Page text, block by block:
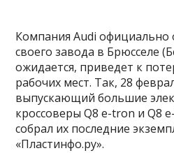
Компания Audi официально
своего завода в Брюсселе
ожидается, приведет к
рабочих мест. Так, 28
выпускающий большие
кроссоверы Q8 e-tron и Q8
собрал их последние
«Пластинфо.ру».